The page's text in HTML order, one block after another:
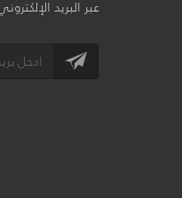
عبر البريد